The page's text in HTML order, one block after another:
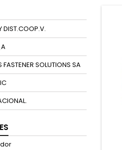
DIST.COOP.V.
SOLUTIONS SA